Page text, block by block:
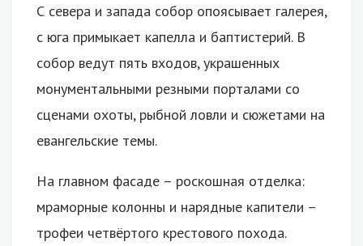
С севера и запада собор опоясывает галерея,
с юга примыкает капелла и баптистерий. В
собор ведут пять входов, украшенных
монументальными резными порталами со
сценами охоты, рыбной ловли и сюжетами на
евангельские темы.
На главном фасаде – роскошная отделка:
мраморные колонны и нарядные капители –
трофеи четвёртого крестового похода.